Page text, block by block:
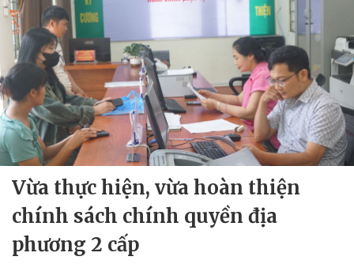
Vừa thực hiện, vừa hoàn thiện
chính sách chính quyền địa
phương 2 cấp